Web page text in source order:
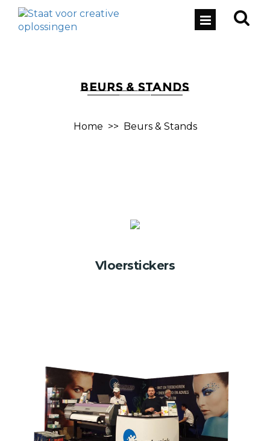
BEURS & STANDS
Home >> Beurs & Stands
Vloerstickers